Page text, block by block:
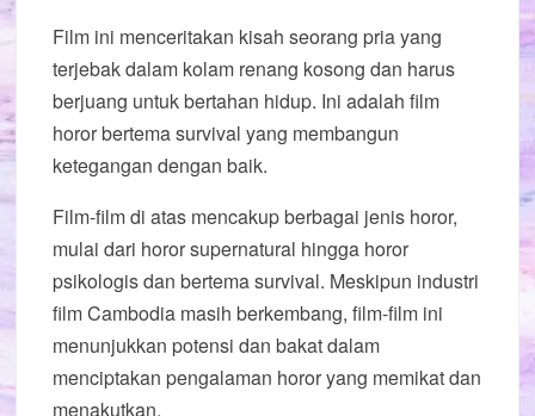
Film ini menceritakan kisah seorang pria yang
terjebak dalam kolam renang kosong dan harus
berjuang untuk bertahan hidup. Ini adalah film
horor bertema survival yang membangun
ketegangan dengan baik.
Film-film di atas mencakup berbagai jenis horor,
mulai dari horor supernatural hingga horor
psikologis dan bertema survival. Meskipun industri
film Cambodia masih berkembang, film-film ini
menunjukkan potensi dan bakat dalam
menciptakan pengalaman horor yang memikat dan
menakutkan.